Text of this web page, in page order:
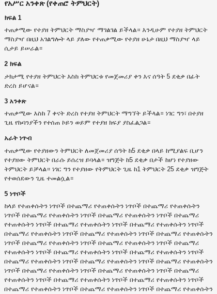
የአሥር አንቀጽ (የቀጠሮ ትምህርት)
ክፍል 1
ተጠቃሚው የተያዘ ትምህርት ማስያዣ ማገልገል ይችላል። እንዲሁም የተያዘ ትምህርት
ማስያዣ በዚህ አገልግሎት ላይ ያለው የተጠቃሚው የተያዘ ሁኔታ በዚህ ማስያዣ ላይ
ሲታይ ይሠራል።
2 ክፍል
ታክታሚ የተያዘ ትምህርት እስከ ትምህርቱ የመጀመሪያ ቀን እና ሰዓት 5 ደቂቃ በፊት
ድረስ ይሆናል።
3 አንቀጽ
ተጠቃሚው እስከ 7 ቀናት ድረስ የተያዘ ትምህርት ማግኘት ይችላል። ነገር ግን፣ በተያዘ
ጊዜ የኩባንያችን የተሰጠ ኮይን ወይም የተያዘ ክፍያ ያስፈልጋል።
አራት ነጥብ
ተጠቃሚው የተያዘውን ትምህርት ለመጀመሪያ ሰዓት ከ5 ደቂቃ በላይ ከሚያልፍ ቢሆን
የተያዘው ትምህርት በራሱ ይሰረዝ ይባላል። ዝግጅት ከ5 ደቂቃ በታች ከሆነ የተያዘው
ትምህርት ይቻላል። ነገር ግን የተያዘው የትምህርት ጊዜ ከ1 ትምህርት 25 ደቂቃ ዝግጅት
የተወሰደውን ጊዜ ተመልሷል።
5 ነጥቦች
ከላይ የተጠቀሱትን ነጥቦች በተጨማሪ የተጠቀሱትን ነጥቦች በተጨማሪ የተጠቀሱትን
ነጥቦች በተጨማሪ የተጠቀሱትን ነጥቦች በተጨማሪ የተጠቀሱትን ነጥቦች በተጨማሪ
የተጠቀሱትን ነጥቦች በተጨማሪ የተጠቀሱትን ነጥቦች በተጨማሪ የተጠቀሱትን ነጥቦች
በተጨማሪ የተጠቀሱትን ነጥቦች በተጨማሪ የተጠቀሱትን ነጥቦች በተጨማሪ የተጠቀሱትን
ነጥቦች በተጨማሪ የተጠቀሱትን ነጥቦች በተጨማሪ የተጠቀሱትን ነጥቦች በተጨማሪ
የተጠቀሱትን ነጥቦች በተጨማሪ የተጠቀሱትን ነጥቦች በተጨማሪ የተጠቀሱትን ነጥቦች
በተጨማሪ የተጠቀሱትን ነጥቦች በተጨማሪ የተጠቀሱትን ነጥቦች በተጨማሪ የተጠቀሱትን
ነጥቦች በተጨማሪ የተጠቀሱትን ነጥቦች በተጨማሪ የተጠቀሱትን ነጥቦች በተጨማሪ
የተጠቀሱትን ነጥቦች በተጨማሪ የተጠቀሱትን ነጥቦች በተጨማሪ የተጠቀሱትን ነጥቦች
በተጨማሪ የተጠቀሱትን ነጥቦች በተጨማሪ የተጠቀሱትን ነጥቦች በተጨማሪ የተጠቀሱትን